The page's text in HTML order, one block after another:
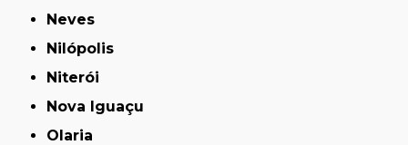
Neves
Nilópolis
Niterói
Nova Iguaçu
Olaria